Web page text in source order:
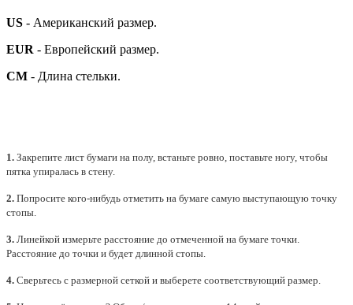
US - Американский размер.
EUR - Европейский размер.
СМ - Длина стельки.
1. Закрепите лист бумаги на полу, встаньте ровно, поставьте ногу, чтобы
пятка упиралась в стену.
2. Попросите кого-нибудь отметить на бумаге самую выступающую точку
стопы.
3. Линейкой измерьте расстояние до отмеченной на бумаге точки.
Расстояние до точки и будет длинной стопы.
4. Сверьтесь с размерной сеткой и выберете соответствующий размер.